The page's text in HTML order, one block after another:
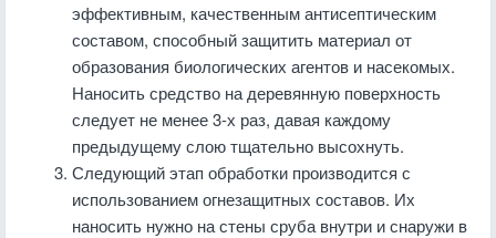
эффективным, качественным антисептическим
составом, способный защитить материал от
образования биологических агентов и насекомых.
Наносить средство на деревянную поверхность
следует не менее 3-х раз, давая каждому
предыдущему слою тщательно высохнуть.
Следующий этап обработки производится с
использованием огнезащитных составов. Их
наносить нужно на стены сруба внутри и снаружи в